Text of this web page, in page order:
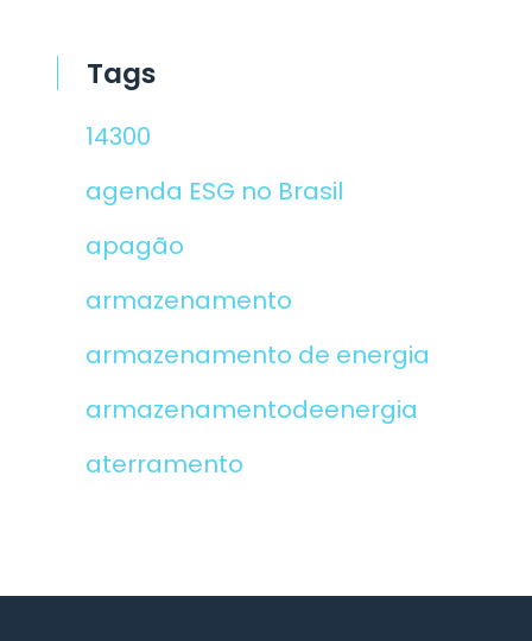
Tags
14300
agenda ESG no Brasil
apagão
armazenamento
armazenamento de energia
armazenamentodeenergia
aterramento